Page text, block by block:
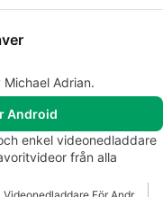
Adrian.
Android
enkel videonedladdare
från alla